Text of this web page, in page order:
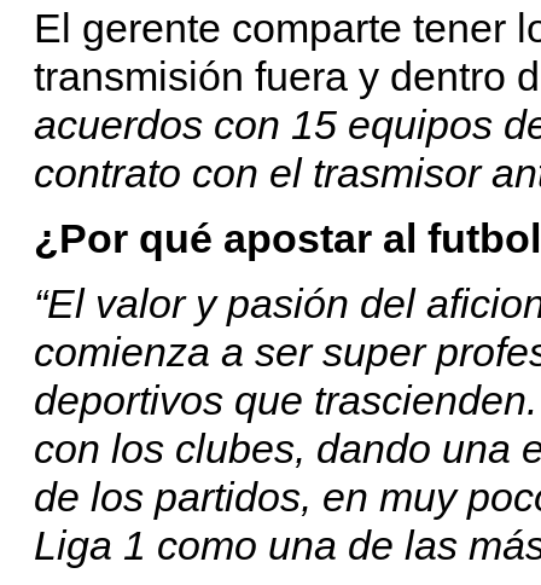
El gerente comparte tener
transmisión fuera y dentro
acuerdos con 15 equipos
contrato con el trasmisor
¿Por qué apostar al
“El valor y pasión del
comienza a ser super
deportivos que
con los clubes, dando una
de los partidos, en muy
Liga 1 como una de las